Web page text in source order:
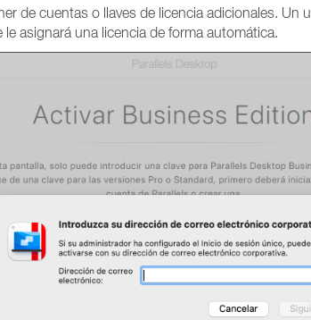
de cuentas o llaves de licencia adicionales. Un
asignará una licencia de forma automática.